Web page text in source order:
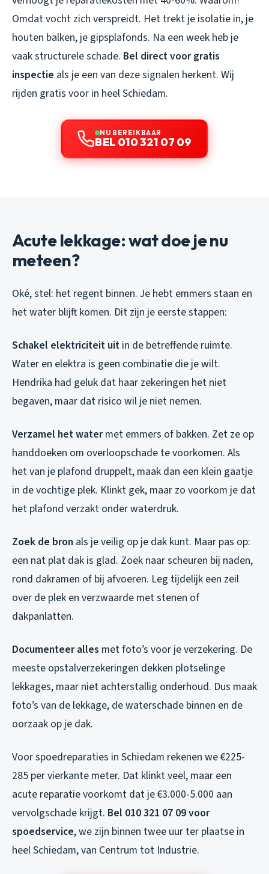
Omdat vocht zich verspreidt. Het trekt je isolatie in, je
houten balken, je gipsplafonds. Na een week heb je
vaak structurele schade. Bel direct voor gratis
inspectie als je een van deze signalen herkent. Wij
rijden gratis voor in heel Schiedam.
NU BEREIKBAAR
BEL 010 321 07 09
Acute lekkage: wat doe je nu
meteen?
Oké, stel: het regent binnen. Je hebt emmers staan en
het water blijft komen. Dit zijn je eerste stappen:
Schakel elektriciteit uit in de betreffende ruimte.
Water en elektra is geen combinatie die je wilt.
Hendrika had geluk dat haar zekeringen het niet
begaven, maar dat risico wil je niet nemen.
Verzamel het watermet emmers of bakken. Zet ze op
handdoeken om overloopschade te voorkomen. Als
het van je plafond druppelt, maak dan een klein gaatje
in de vochtige plek. Klinkt gek, maar zo voorkom je dat
het plafond verzakt onder waterdruk.
Zoek de bron als je veilig op je dak kunt. Maar pas op:
een nat plat dak is glad. Zoek naar scheuren bij naden,
rond dakramen of bij afvoeren. Leg tijdelijk een zeil
over de plek en verzwaarde met stenen of
dakpanlatten.
Documenteer alles met foto’s voor je verzekering. De
meeste opstalverzekeringen dekken plotselinge
lekkages, maar niet achterstallig onderhoud. Dus maak
foto’s van de lekkage, de waterschade binnen en de
oorzaak op je dak.
Voor spoedreparaties in Schiedam rekenen we €225-
285 per vierkante meter. Dat klinkt veel, maar een
acute reparatie voorkomt dat je €3.000-5.000 aan
vervolgschade krijgt. Bel 010 321 07 09 voor
spoedservice, we zijn binnen twee uur ter plaatse in
heel Schiedam, van Centrum tot Industrie.